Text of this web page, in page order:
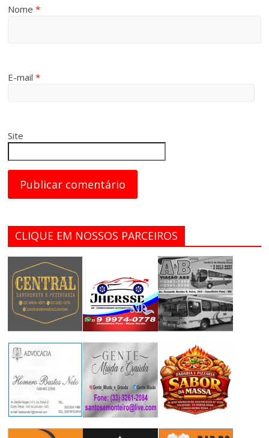
Nome*
E-mail*
Site
CLIQUE EM NOSSOS PARCEIROS